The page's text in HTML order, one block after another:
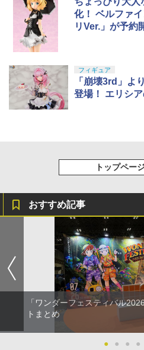
化！ ベルファ
リVer.」が予約
フィギュア
「崩壊3rd」よ
登場！ エリシ
トップペー
おすすめ記事
「ワンダーフェスティバル
トまとめ
● ● ● ●